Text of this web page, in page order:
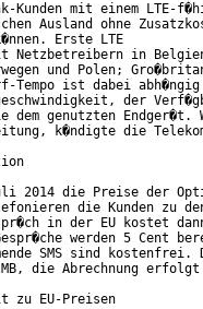
Kunden mit einem LTE-
Ausland ohne
Erste LTE
Netzbetreibern in
und Polen;
Tempo ist dabei
der
genutzten Endger�t.
k�ndigte die
2014 die Preise der
die Kunden zu
in der EU kostet
werden 5 Cent
SMS sind kostenfrei.
die Abrechnung erfolgt
zu EU-Preisen